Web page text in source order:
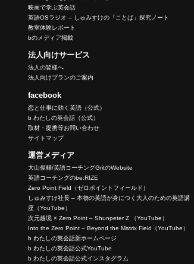
映画で学ぶ英会話
英語OSラジオ – しゅみすけの「ことば」探究ノート
教室体験レポート
bのメディア掲載
法人向けサービス
法人の皆様へ
法人向けプランのご案内
facebook
恋と仕事に効く英語（公式）
b わたしの英会話（公式）
取材・提携等お問い合わせ
サイトマップ
運営メディア
大山俊輔/英語コーチングGritのWebsite
英語コーチングのbe:RIZE
Zero Point Field（ゼロポイントフィールド）
しゅみすけ社長 – 本物の英語が身につく大人のための英語講
座（YouTube）
次元越境 × Zero Point – Shunpeter Z （YouTube）
Into the Zero Point – Beyond the Matrix Field（YouTube）
b わたしの英会話新ホームページ
b わたしの英会話公式YouTube
b わたしの英会話公式インスタグラム